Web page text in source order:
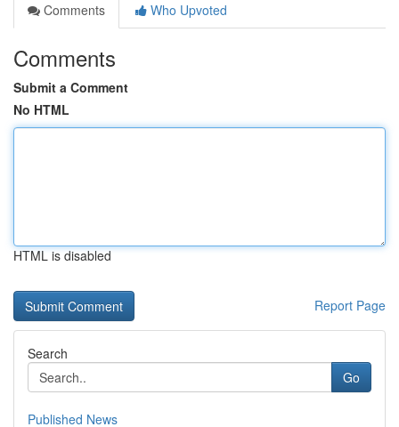
Comments
Who Upvoted
Comments
Submit a Comment
No HTML
HTML is disabled
Report Page
Search
Go
Published News